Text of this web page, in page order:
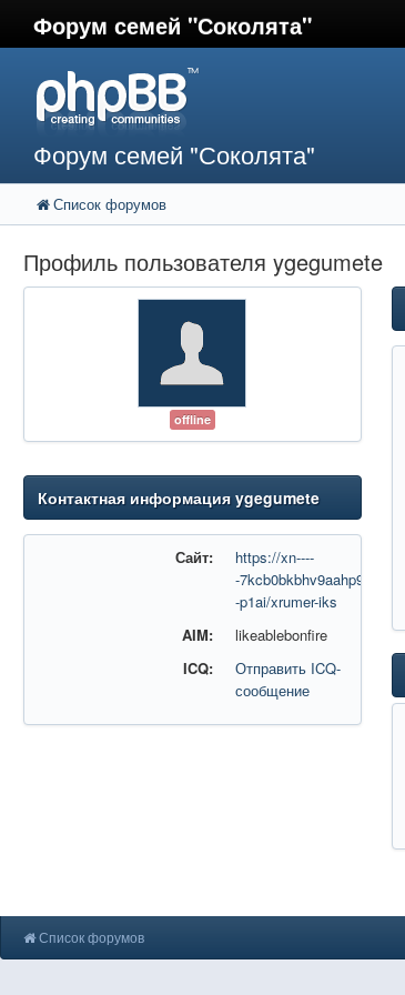
Форум семей "Соколята"
Форум семей "Соколята"
Список форумов
Профиль пользователя ygegumete
offline
Контактная информация ygegumete
Сайт:
https://xn----
-7kcb0bkbhv9aahp9i.xn-
-p1ai/xrumer-iks
AIM:
likeablebonfire
ICQ:
Отправить ICQ-
сообщение
Список форумов